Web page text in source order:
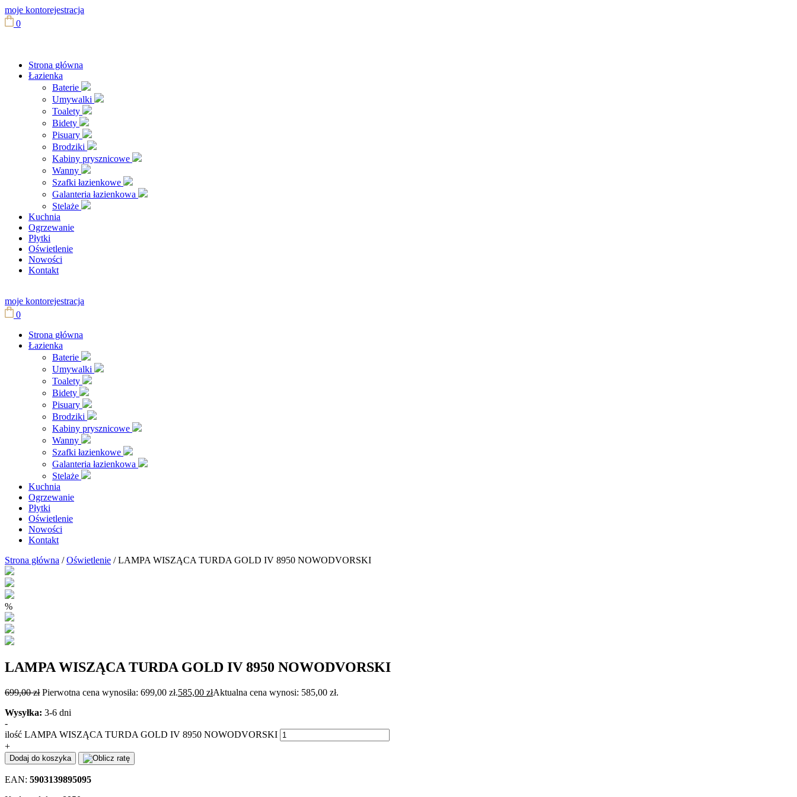
moje kontorejestracja
0
Strona główna
Łazienka
Baterie
Umywalki
Toalety
Bidety
Pisuary
Brodziki
Kabiny prysznicowe
Wanny
Szafki łazienkowe
Galanteria łazienkowa
Stelaże
Kuchnia
Ogrzewanie
Płytki
Oświetlenie
Nowości
Kontakt
moje kontorejestracja
0
Strona główna
Łazienka
Baterie
Umywalki
Toalety
Bidety
Pisuary
Brodziki
Kabiny prysznicowe
Wanny
Szafki łazienkowe
Galanteria łazienkowa
Stelaże
Kuchnia
Ogrzewanie
Płytki
Oświetlenie
Nowości
Kontakt
Strona główna /Oświetlenie / LAMPA WISZĄCA TURDA GOLD IV 8950 NOWODVORSKI
%
LAMPA WISZĄCA TURDA GOLD IV 8950 NOWODVORSKI
699,00zł Pierwotna cena wynosiła: 699,00 zł.585,00 złAktualna cena wynosi: 585,00 zł.
Wysyłka: 3-6 dni
-
ilość LAMPA WISZĄCA TURDA GOLD IV 8950 NOWODVORSKI
+
Dodaj do koszyka
EAN: 5903139895095